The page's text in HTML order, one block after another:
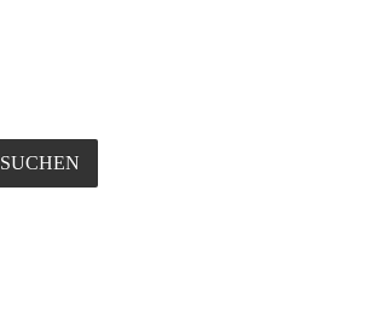
SUCHEN